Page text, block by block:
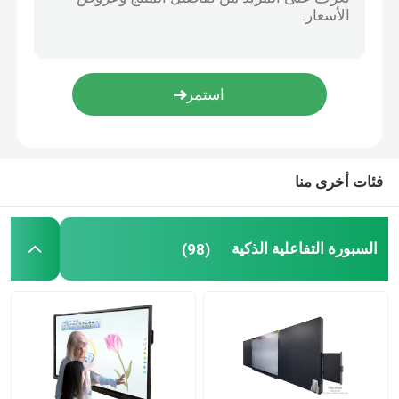
لوحة مسطحة تفاعلية
شاشة الرسم اللوحي
كاميرا وثيقة متخيل
الطوطم لافتات رقمية
فئات أخرى منا
السبورة التفاعلية الذكية (98)